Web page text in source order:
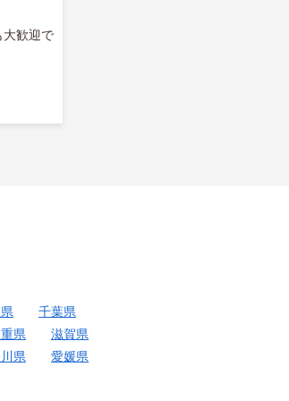
大歓迎で
千葉県
県
滋賀県
県
愛媛県